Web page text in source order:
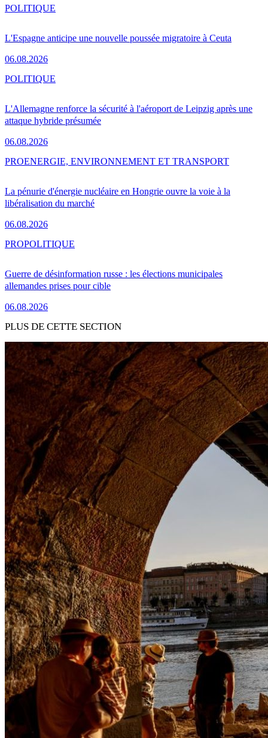
L'Espagne anticipe une nouvelle poussée migratoire à Ceuta
06.08.2026
POLITIQUE
L'Allemagne renforce la sécurité à l'aéroport de Leipzig après une
attaque hybride présumée
06.08.2026
POLITIQUE
La pénurie d'énergie nucléaire en Hongrie ouvre la voie à la
libéralisation du marché
06.08.2026
PROENERGIE, ENVIRONNEMENT ET TRANSPORT
Guerre de désinformation russe : les élections municipales
allemandes prises pour cible
06.08.2026
PROPOLITIQUE
PLUS DE CETTE SECTION